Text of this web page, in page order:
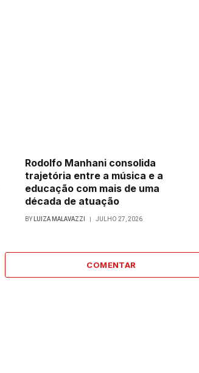
Rodolfo Manhani consolida
trajetória entre a música e a
educação com mais de uma
década de atuação
BY LUIZA MALAVAZZI JULHO 27, 2026
COMENTAR